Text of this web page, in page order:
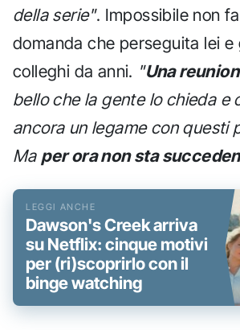
della serie". Impossibile non
domanda che perseguita lei e
colleghi da anni. "Una
bello che la gente lo chieda e
ancora un legame con questi
Ma per ora non sta
Dawson's Creek arriva
su Netflix: cinque motivi
per (ri)scoprirlo con il
binge watching